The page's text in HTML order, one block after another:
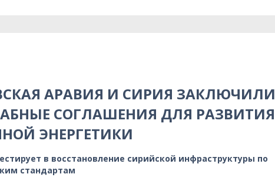
АРАВИЯ И СИРИЯ ЗАКЛЮЧИЛИ
СОГЛАШЕНИЯ ДЛЯ РАЗВИТИЯ
ЭНЕРГЕТИКИ
в восстановление сирийской инфраструктуры по
стандартам